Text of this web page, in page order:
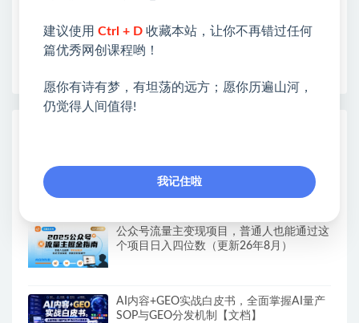
开启网络之门，广受好评！
❤如果您也依存于互联网，欢迎加入本站会员，将尽
早为您提供丰盛价值。祝您前程似锦！
涨粉变现两不误
公众号流量主变现项目，普通人也能通过这
个项目日入四位数（更新26年8月）
AI内容+GEO实战白皮书，全面掌握AI量产
SOP与GEO分发机制【文档】
建议使用 Ctrl + D 收藏本站，让你不再错过任何
篇优秀网创课程哟！
愿你有诗有梦，有坦荡的远方；愿你历遍山河，
仍觉得人间值得!
我记住啦